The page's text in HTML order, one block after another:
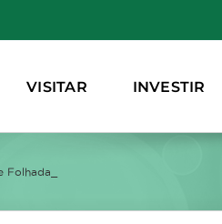
VISITAR INVESTIR
Folhada_